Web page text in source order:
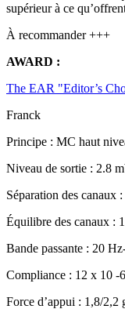
supérieur à ce
À recommander +++
AWARD :
The EAR "Editor’s
Franck
Principe : MC haut
Niveau de sortie : 2.8
Séparation des canaux
Équilibre des canaux :
Bande passante : 20
Compliance : 12 x 10 -
Force d’appui : 1,8/2,2